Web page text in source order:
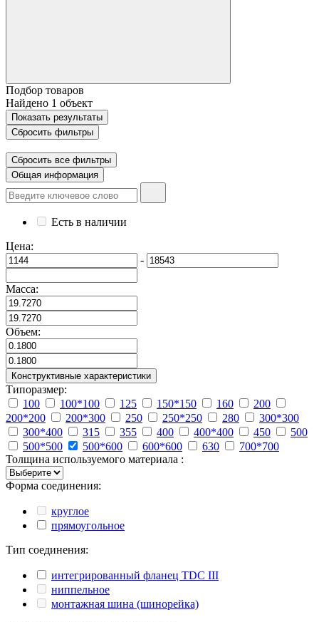
Подбор товаров
Найдено 1 объект
Показать результаты
Сбросить фильтры
Сбросить все фильтры
Общая информация
Есть в наличии
Цена:
-
Масса:
Объем:
Конструктивные характеристики
Типоразмер:
100
100*100 125 150*150 160
200
200*200
200*300 250 250*250 280
300*300
300*400
315 355 400 400*400 450
500
500*500
500*600 600*600 630
700*700
Толщина используемого материала :
Форма соединения:
круглое
прямоугольное
Тип соединения:
интегрированный фланец TDC III
ниппельное
монтажная шина (шинорейка)